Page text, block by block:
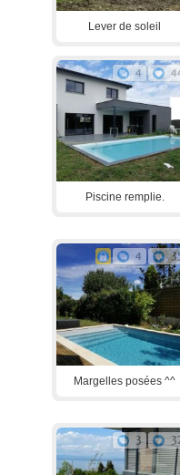
Lever de soleil
4
Piscine remplie.
4
Margelles posées ^^
3